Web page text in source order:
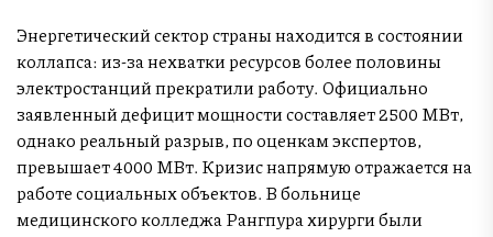
Энергетический сектор страны находится в состоянии
коллапса: из-за нехватки ресурсов более половины
электростанций прекратили работу. Официально
заявленный дефицит мощности составляет 2500 МВт,
однако реальный разрыв, по оценкам экспертов,
превышает 4000 МВт. Кризис напрямую отражается на
работе социальных объектов. В больнице
медицинского колледжа Рангпура хирурги были